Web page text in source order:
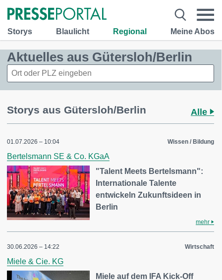
Storys Blaulicht Regional Meine Abos
Aktuelles aus Gütersloh/Berlin
Storys aus Gütersloh/Berlin Alle
01.07.2026 – 10:04 Wissen / Bildung
Bertelsmann SE & Co. KGaA
"Talent Meets Bertelsmann":
Internationale Talente
entwickeln Zukunftsideen in
Berlin
mehr
30.06.2026 – 14:22 Wirtschaft
Miele & Cie. KG
Miele auf dem IFA Kick-Off